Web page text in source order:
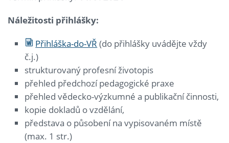
Náležitosti přihlášky:
Přihláška-do-VŘ (do přihlášky uvádějte vždy
č.j.)
strukturovaný profesní životopis
přehled předchozí pedagogické praxe
přehled vědecko-výzkumné a publikační činnosti,
kopie dokladů o vzdělání,
představa o působení na vypisovaném místě
(max. 1 str.)